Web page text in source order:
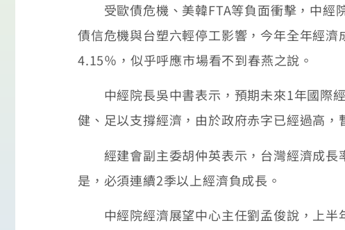
受歐債危機、美韓FTA等負面衝擊，中經
債信危機與台塑六輕停工影響，今年全年經
4.15％，似乎呼應市場看不到春燕之說。
中經院長吳中書表示，預期未來1年國際經
健、足以支撐經濟，由於政府赤字已經過高
經建會副主委胡仲英表示，台灣經濟成長
是，必須連續2季以上經濟負成長。
中經院經濟展望中心主任劉孟俊說，上半